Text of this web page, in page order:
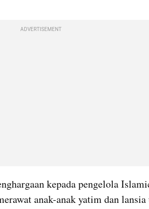
ADVERTISEMENT
kepada pengelola
anak-anak yatim dan